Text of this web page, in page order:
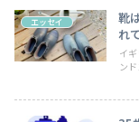
エッセイ
靴
れ
イ
ン